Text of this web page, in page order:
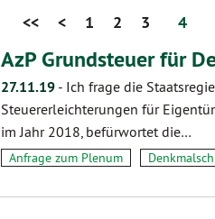
<< < 1 2 3 4
AzP Grundsteuer für
27.11.19 - Ich frage die
Steuererleichterungen für
im Jahr 2018, befürwortet die…
Anfrage zum Plenum